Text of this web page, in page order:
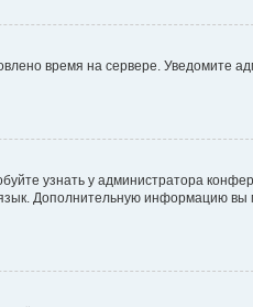
время на сервере. Уведомите
узнать у администратора
Дополнительную информацию вы